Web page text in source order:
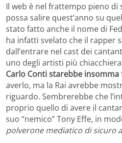
Il web è nel frattempo pieno di
possa salire quest’anno su
stato fatto anche il nome di
ha infatti svelato che il rapper
dall’entrare nel cast dei
uno degli artisti più
Carlo Conti starebbe
averlo, ma la Rai avrebbe
riguardo. Sembrerebbe che
proprio quello di avere il
suo “nemico” Tony Effe, in
polverone mediatico di sicuro